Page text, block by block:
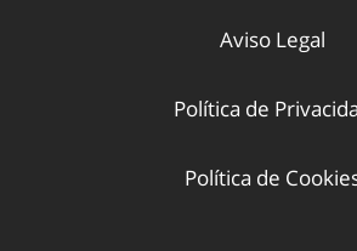
Aviso Legal
Política de
Política de